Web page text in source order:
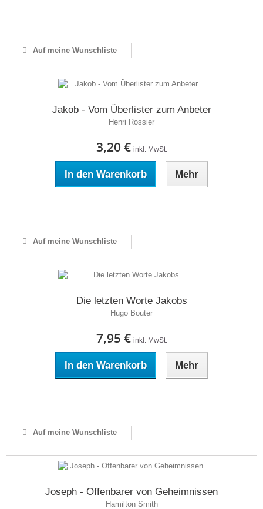
Auf meine Wunschliste
Jakob - Vom Überlister zum Anbeter
Henri Rossier
3,20 € inkl. MwSt.
In den Warenkorb Mehr
Auf meine Wunschliste
Die letzten Worte Jakobs
Hugo Bouter
7,95 € inkl. MwSt.
In den Warenkorb Mehr
Auf meine Wunschliste
Joseph - Offenbarer von Geheimnissen
Hamilton Smith